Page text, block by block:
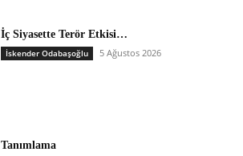
İç Siyasette Terör Etkisi…
İskender Odabaşoğlu 5 Ağustos 2026
Tanımlama